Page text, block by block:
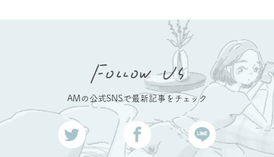
AMの公式SNSで最新記事をチェック